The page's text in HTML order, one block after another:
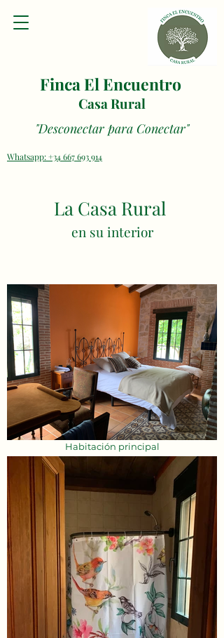
Whatsapp: +34 667 693 914
Finca El Encuentro
Casa Rural
"Desconectar para Conectar"
La Casa Rural
en su interior
Habitación principal